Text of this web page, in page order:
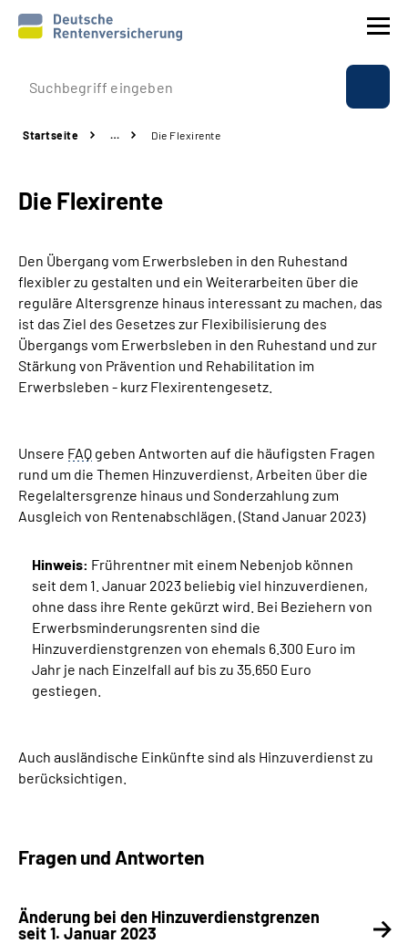
Prävention
Rente
Beratung & Kontakt
Experten
Über uns & Presse
Suche
Language
Leichte Sprache
Mein Kundenportal
Startseite … Die Flexirente
Die Flexirente
Den Übergang vom Erwerbsleben in den Ruhestand
flexibler zu gestalten und ein Weiterarbeiten über die
reguläre Altersgrenze hinaus interessant zu machen, das
ist das Ziel des Gesetzes zur Flexibilisierung des
Übergangs vom Erwerbsleben in den Ruhestand und zur
Stärkung von Prävention und Rehabilitation im
Erwerbsleben - kurz Flexirentengesetz.
Unsere FAQ geben Antworten auf die häufigsten Fragen
rund um die Themen Hinzuverdienst, Arbeiten über die
Regelaltersgrenze hinaus und Sonderzahlung zum
Ausgleich von Rentenabschlägen. (Stand Januar 2023)
Hinweis: Frührentner mit einem Nebenjob können
seit dem 1. Januar 2023 beliebig viel hinzuverdienen,
ohne dass ihre Rente gekürzt wird. Bei Beziehern von
Erwerbsminderungsrenten sind die
Hinzuverdienstgrenzen von ehemals 6.300 Euro im
Jahr je nach Einzelfall auf bis zu 35.650 Euro
gestiegen.
Auch ausländische Einkünfte sind als Hinzuverdienst zu
berücksichtigen.
Fragen und Antworten
Änderung bei den Hinzuverdienstgrenzen
seit 1. Januar 2023